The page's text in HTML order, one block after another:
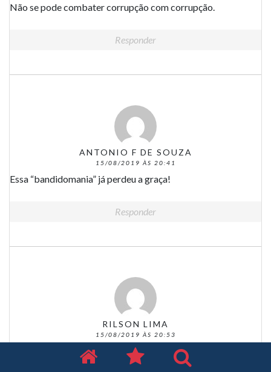
Não se pode combater corrupção com corrupção.
Responder
ANTONIO F DE SOUZA
15/08/2019 ÀS 20:41
Essa “bandidomania” já perdeu a graça!
Responder
RILSON LIMA
15/08/2019 ÀS 20:53
Isso é uma desgraça